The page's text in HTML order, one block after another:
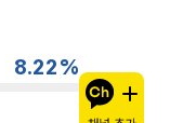
8.22%
카카오채널